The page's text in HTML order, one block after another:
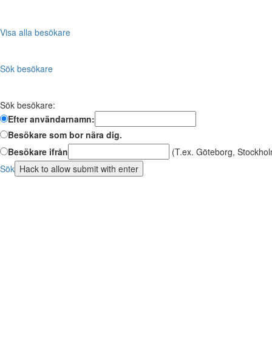
Visa alla besökare
Sök besökare
Sök besökare:
Efter användarnamn:
Besökare som bor nära dig.
Besökare ifrån
(T.ex. Göteborg,
Sök